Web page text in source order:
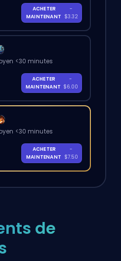
ACHETER
MAINTENANT
-
$3.32
<30 minutes
ACHETER
MAINTENANT
-
$6.00
<30 minutes
ACHETER
MAINTENANT
-
$7.50
de